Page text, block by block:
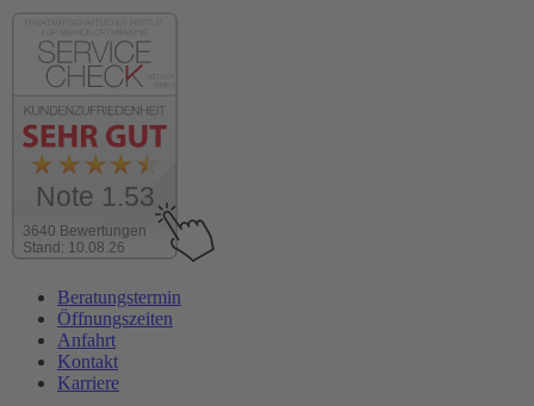
3640 Bewertungen
Stand: 10.08.26
Note 1.53
Inhalt
wechseln
Beratungstermin
Öffnungszeiten
Anfahrt
Kontakt
Karriere